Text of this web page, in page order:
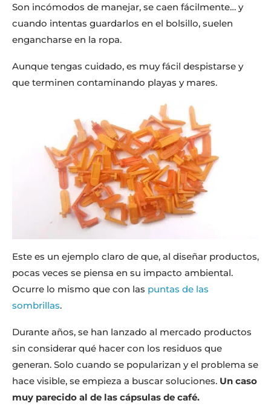
Son incómodos de manejar, se caen fácilmente… y
cuando intentas guardarlos en el bolsillo, suelen
engancharse en la ropa.
Aunque tengas cuidado, es muy fácil despistarse y
que terminen contaminando playas y mares.
Este es un ejemplo claro de que, al diseñar productos,
pocas veces se piensa en su impacto ambiental.
Ocurre lo mismo que con las puntas de las
sombrillas.
Durante años, se han lanzado al mercado productos
sin considerar qué hacer con los residuos que
generan. Solo cuando se popularizan y el problema se
hace visible, se empieza a buscar soluciones. Un caso
muy parecido al de las cápsulas de café.